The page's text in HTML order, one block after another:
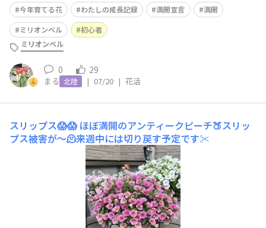
今年育てる花 わたしの成長記録 満開宣言
満開
ミリオンベル
初心者
ミリオンベル
0 29
まる 北陸 | 07/20 | 花活
スリップス😱😱 ほぼ満開のアンティークピーチ🍑スリッ
プス被害が〜🫠来週中には切り戻す予定です✂️